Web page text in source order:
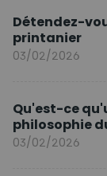
Détendez-
printanier
03/02/2026
Qu'est-ce
philosophie
03/02/2026